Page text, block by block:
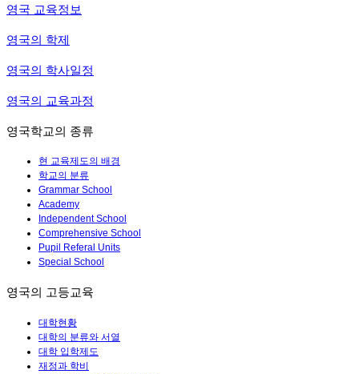
영국 교육정보
영국의 학제
영국의 학사일정
영국의 교육과정
영국학교의 종류
현 교육제도의 배경
학교의 분류
Grammar School
Academy
Independent School
Comprehensive School
Pupil Referal Units
Special School
영국의 고등교육
대학현황
대학의 분류와 서열
대학 입학제도
재정과 학비